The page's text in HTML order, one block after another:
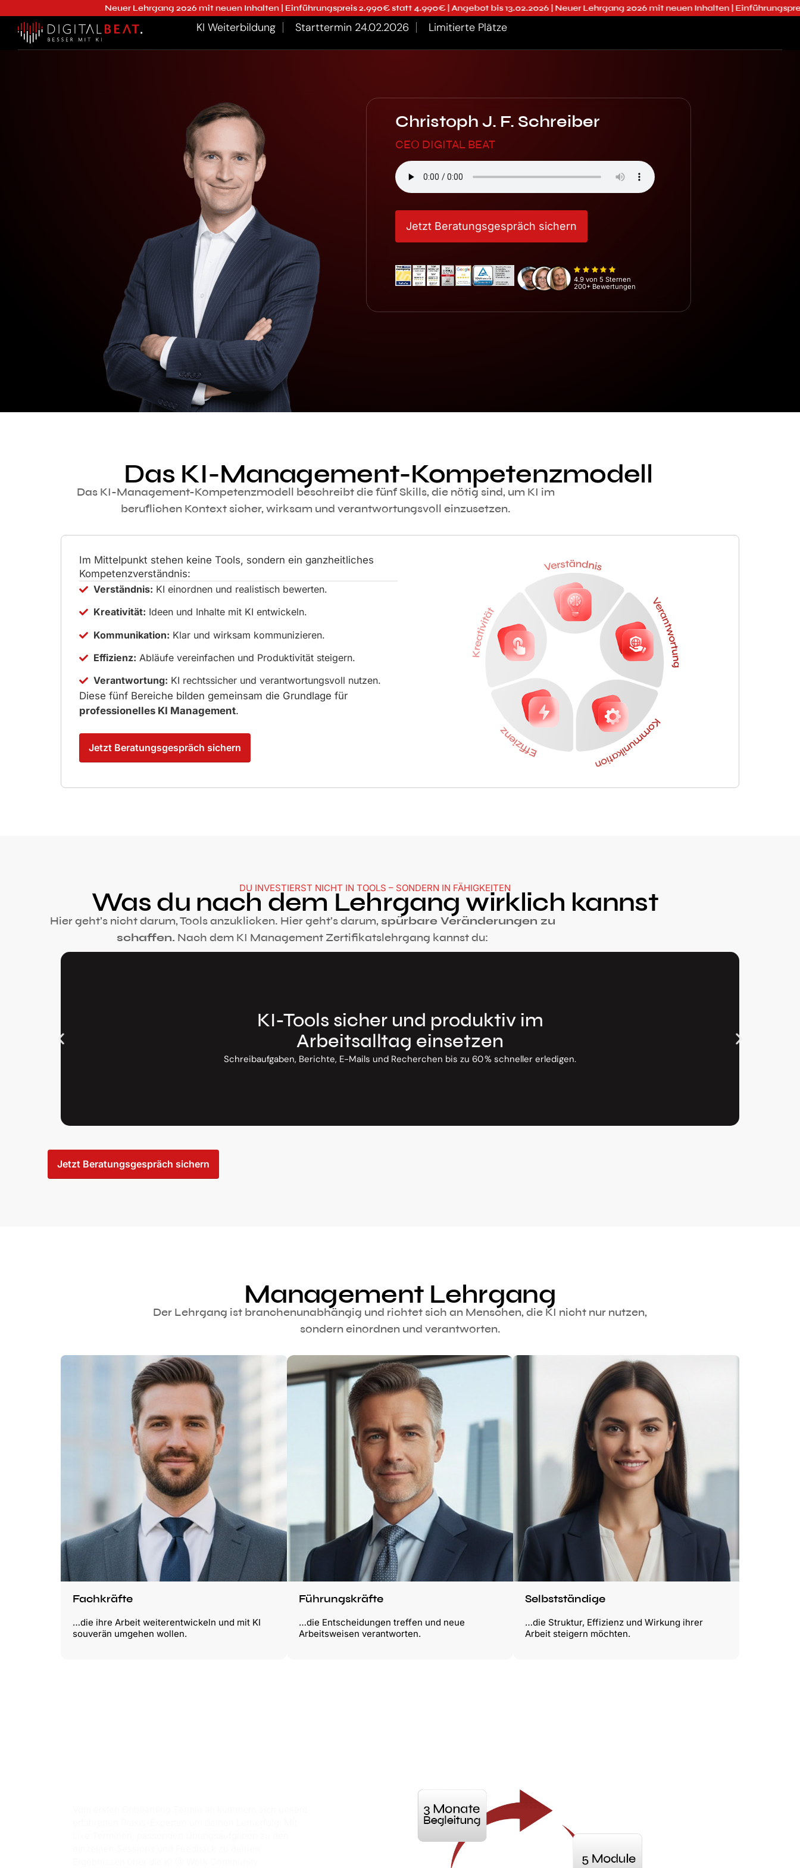
Neuer Lehrgang 2026 mit neuen Inhalten | Einführungspreis 2.990€ statt 4.990€ | Angebot bis 13.02.2026 | Neuer Lehrgang 2026 mit neuen Inhalten | Einführungspreis
KI Weiterbildung Starttermin 24.02.2026 Limitierte Plätze
Christoph J. F. Schreiber
CEO DIGITAL BEAT
Jetzt Beratungsgespräch sichern
4.9 von 5 Sternen
200+ Bewertungen
Das KI-Management-Kompetenzmodell
Das KI-Management-Kompetenzmodell beschreibt die fünf Skills, die nötig sind, um KI im
beruflichen Kontext sicher, wirksam und verantwortungsvoll einzusetzen.
Im Mittelpunkt stehen keine Tools, sondern ein ganzheitliches
Kompetenzverständnis:
Verständnis: KI einordnen und realistisch bewerten.
Kreativität: Ideen und Inhalte mit KI entwickeln.
Kommunikation: Klar und wirksam kommunizieren.
Effizienz: Abläufe vereinfachen und Produktivität steigern.
Verantwortung: KI rechtssicher und verantwortungsvoll nutzen.
Diese fünf Bereiche bilden gemeinsam die Grundlage für
professionelles KI Management.
Jetzt Beratungsgespräch sichern
DU INVESTIERST NICHT IN TOOLS – SONDERN IN FÄHIGKEITEN
Was du nach dem Lehrgang wirklich kannst
Hier geht’s nicht darum, Tools anzuklicken. Hier geht’s darum, spürbare Veränderungen zu
schaffen. Nach dem KI Management Zertifikatslehrgang kannst du:
KI-Tools sicher und produktiv im
Arbeitsalltag einsetzen
Schreibaufgaben, Berichte, E-Mails und Recherchen bis zu 60 % schneller erledigen.
Jetzt Beratungsgespräch sichern
Management Lehrgang
Der Lehrgang ist branchenunabhängig und richtet sich an Menschen, die KI nicht nur nutzen,
sondern einordnen und verantworten.
Fachkräfte
…die ihre Arbeit weiterentwickeln und mit KI
souverän umgehen wollen.
Führungskräfte
…die Entscheidungen treffen und neue
Arbeitsweisen verantworten.
Selbstständige
…die Struktur, Effizienz und Wirkung ihrer
Arbeit steigern möchten.